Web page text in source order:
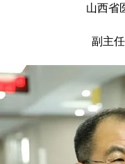
山西省
副主